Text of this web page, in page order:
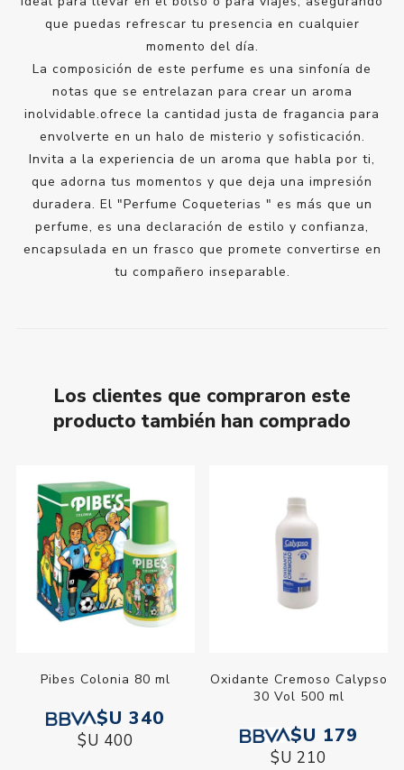
que puedas refrescar tu presencia en cualquier
momento del día.
La composición de este perfume es una sinfonía de
notas que se entrelazan para crear un aroma
inolvidable.ofrece la cantidad justa de fragancia para
envolverte en un halo de misterio y sofisticación.
Invita a la experiencia de un aroma que habla por ti,
que adorna tus momentos y que deja una impresión
duradera. El "Perfume Coqueterias " es más que un
perfume, es una declaración de estilo y confianza,
encapsulada en un frasco que promete convertirse en
tu compañero inseparable.
Los clientes que compraron este
producto también han comprado
Pibes Colonia 80 ml
$U 340
$U 400
Oxidante Cremoso Calypso
30 Vol 500 ml
$U 179
$U 210